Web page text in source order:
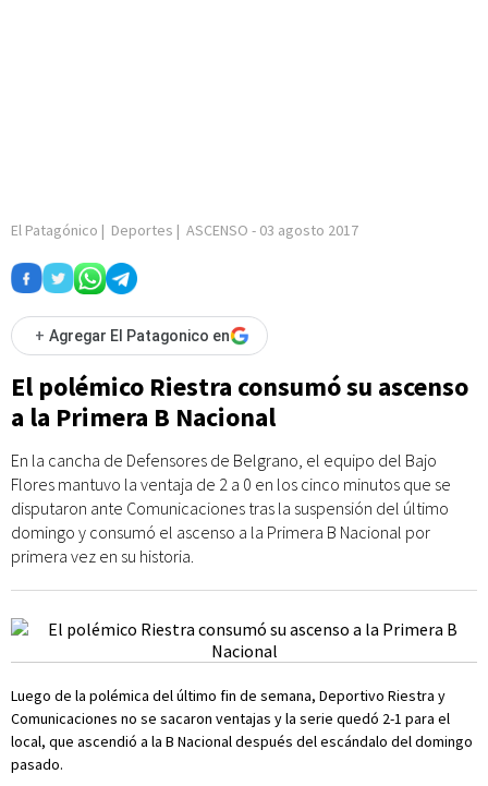
El Patagónico | Deportes | ASCENSO - 03 agosto 2017
+ Agregar El Patagonico en
El polémico Riestra consumó su ascenso
a la Primera B Nacional
En la cancha de Defensores de Belgrano, el equipo del Bajo
Flores mantuvo la ventaja de 2 a 0 en los cinco minutos que se
disputaron ante Comunicaciones tras la suspensión del último
domingo y consumó el ascenso a la Primera B Nacional por
primera vez en su historia.
Luego de la polémica del último fin de semana, Deportivo Riestra y
Comunicaciones no se sacaron ventajas y la serie quedó 2-1 para el
local, que ascendió a la B Nacional después del escándalo del domingo
pasado.